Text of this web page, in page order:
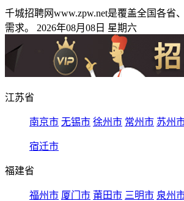
千城招聘网www.zpw.net是覆盖全国各
需求。 2026年08月08日 星期六
江苏省
南京市 无锡市 徐州市 常州市 苏州
宿迁市
福建省
福州市 厦门市 莆田市 三明市 泉州